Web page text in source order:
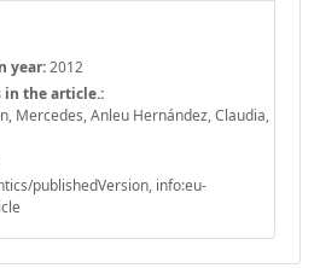
year:2012
in the article.:
Mercedes, Anleu Hernández, Claudia,
publishedVersion, info:eu-